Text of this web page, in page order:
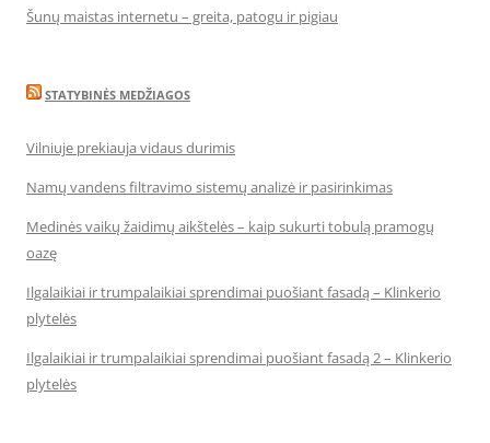
Šunų maistas internetu – greita, patogu ir pigiau
STATYBINĖS MEDŽIAGOS
Vilniuje prekiauja vidaus durimis
Namų vandens filtravimo sistemų analizė ir pasirinkimas
Medinės vaikų žaidimų aikštelės – kaip sukurti tobulą pramogų
oazę
Ilgalaikiai ir trumpalaikiai sprendimai puošiant fasadą – Klinkerio
plytelės
Ilgalaikiai ir trumpalaikiai sprendimai puošiant fasadą 2 – Klinkerio
plytelės